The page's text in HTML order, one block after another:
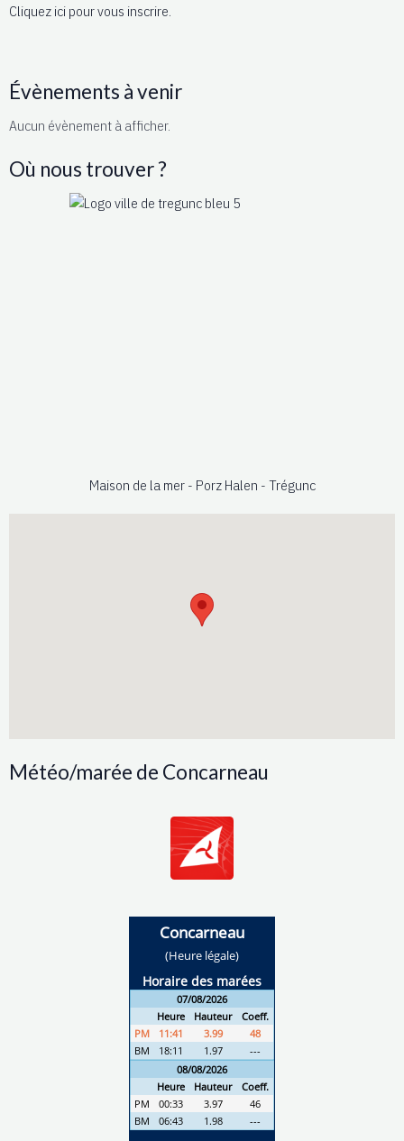
Cliquez ici pour vous inscrire.
Évènements à venir
Aucun évènement à afficher.
Où nous trouver ?
Maison de la mer - Porz Halen - Trégunc
Météo/marée de Concarneau